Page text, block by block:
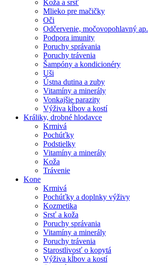
Koža a srsť
Mlieko pre mačičky
Oči
Odčervenie, močovopohlavný ap.
Podpora imunity
Poruchy správania
Poruchy trávenia
Šampóny a kondicionéry
Uši
Ústna dutina a zuby
Vitamíny a minerály
Vonkajšie parazity
Výživa kĺbov a kostí
Králiky, drobné hlodavce
Krmivá
Pochúťky
Podstielky
Vitamíny a minerály
Koža
Trávenie
Kone
Krmivá
Pochúťky a doplnky výživy
Kozmetika
Srsť a koža
Poruchy správania
Vitamíny a minerály
Poruchy trávenia
Starostlivosť o kopytá
Výživa kĺbov a kostí